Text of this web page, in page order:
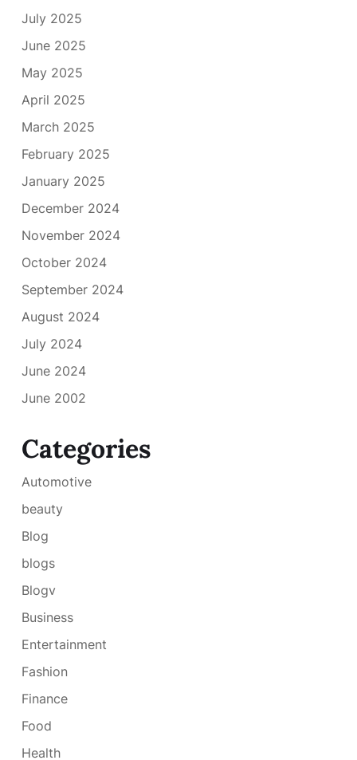
July 2025
June 2025
May 2025
April 2025
March 2025
February 2025
January 2025
December 2024
November 2024
October 2024
September 2024
August 2024
July 2024
June 2024
June 2002
Categories
Automotive
beauty
Blog
blogs
Blogv
Business
Entertainment
Fashion
Finance
Food
Health